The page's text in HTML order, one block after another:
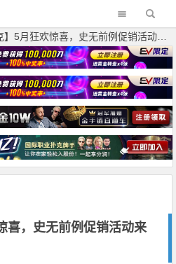
】5月狂欢惊喜，史无前例促销活动来袭
喜，史无前例促销活动来